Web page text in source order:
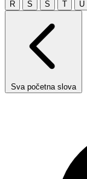
R
S Š T U
Sva početna slova